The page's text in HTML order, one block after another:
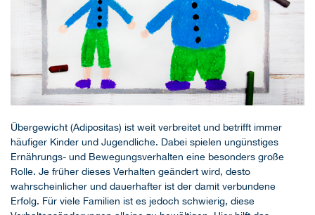
Übergewicht (Adipositas) ist weit verbreitet und betrifft immer
häufiger Kinder und Jugendliche. Dabei spielen ungünstiges
Ernährungs- und Bewegungsverhalten eine besonders große
Rolle. Je früher dieses Verhalten geändert wird, desto
wahrscheinlicher und dauerhafter ist der damit verbundene
Erfolg. Für viele Familien ist es jedoch schwierig, diese